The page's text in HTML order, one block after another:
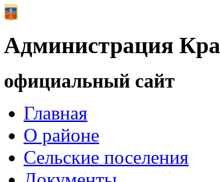
Администрация
официальный сайт
Главная
О районе
Сельские поселения